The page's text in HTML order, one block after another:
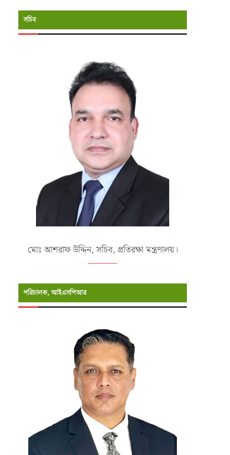
সচিব
মোঃ আশরাফ উদ্দিন, সচিব, প্রতিরক্ষা মন্ত্রণালয়।
পরিচালক, আইএসপিআর